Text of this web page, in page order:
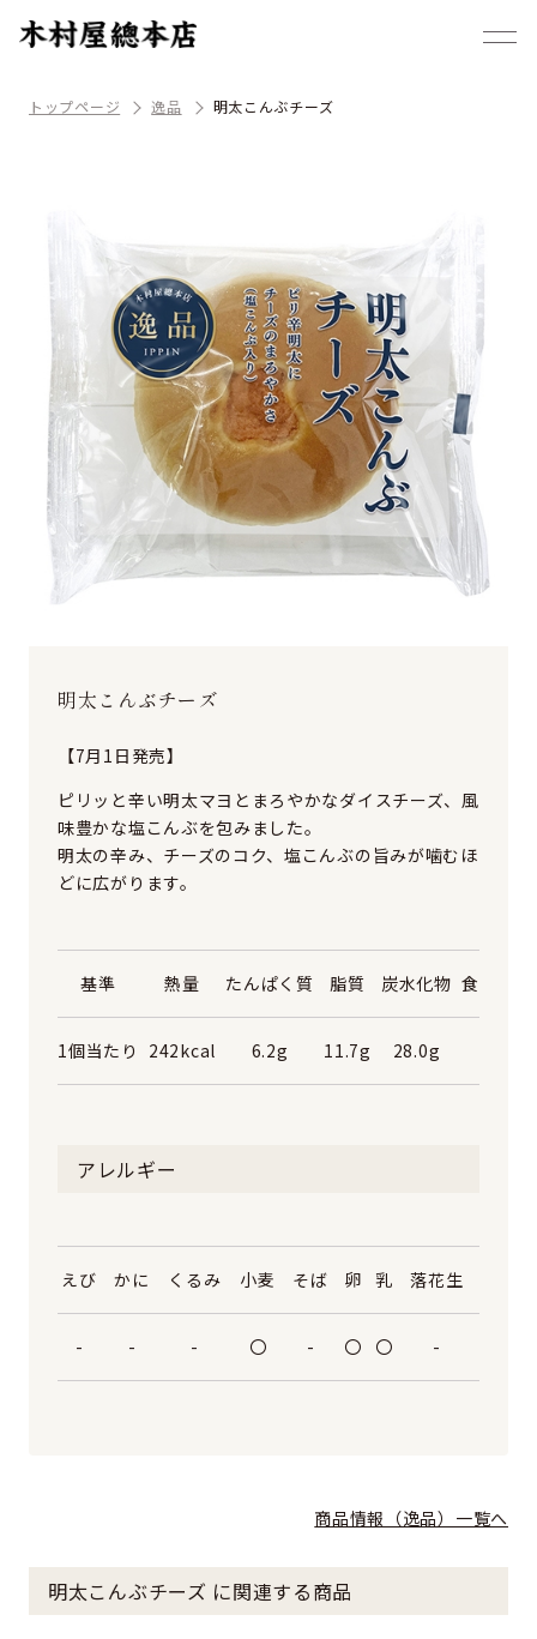
トップページ 逸品 明太こんぶチーズ
明太こんぶチーズ
【7月1日発売】
ピリッと辛い明太マヨとまろやかなダイスチーズ、風
味豊かな塩こんぶを包みました。
明太の辛み、チーズのコク、塩こんぶの旨みが噛むほ
どに広がります。
基準 熱量 たんぱく質 脂質 炭水化物 食塩相当
1個当たり 242kcal 6.2g 11.7g 28.0g
アレルギー
えび かに くるみ 小麦 そば 卵 乳 落花生
- - - 〇 - 〇 〇 -
商品情報（逸品）一覧へ
明太こんぶチーズ に関連する商品